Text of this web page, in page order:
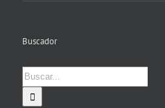
Buscador
Buscar: